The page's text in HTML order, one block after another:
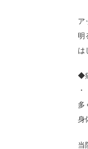
ア
明
は
◆
多
身
当